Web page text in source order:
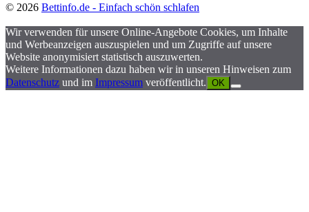
© 2026 Bettinfo.de - Einfach schön schlafen
Wir verwenden für unsere Online-Angebote Cookies, um Inhalte
und Werbeanzeigen auszuspielen und um Zugriffe auf unsere
Website anonymisiert statistisch auszuwerten.
Weitere Informationen dazu haben wir in unseren Hinweisen zum
Datenschutz und im Impressum veröffentlicht. OK